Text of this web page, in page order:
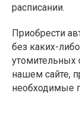
расписании.
Приобрести
без каких-
утомительных
нашем сайте,
необходимые